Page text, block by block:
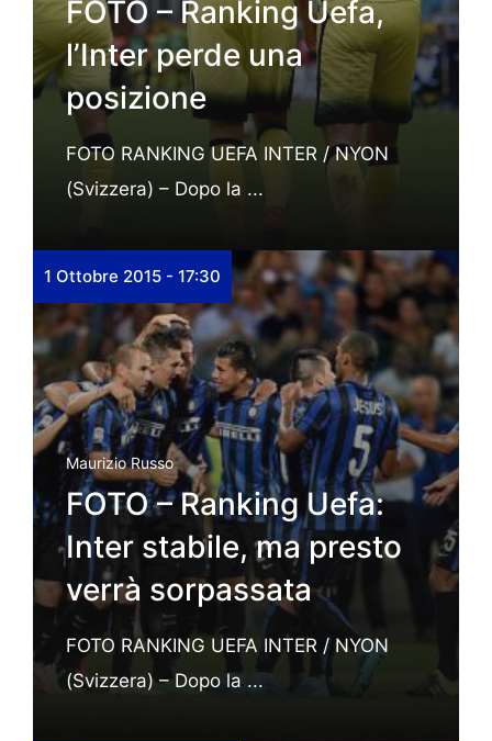
FOTO – Ranking Uefa,
l’Inter perde una
posizione
FOTO RANKING UEFA INTER / NYON
(Svizzera) – Dopo la ...
1 Ottobre 2015 - 17:30
Maurizio Russo
FOTO – Ranking Uefa:
Inter stabile, ma presto
verrà sorpassata
FOTO RANKING UEFA INTER / NYON
(Svizzera) – Dopo la ...